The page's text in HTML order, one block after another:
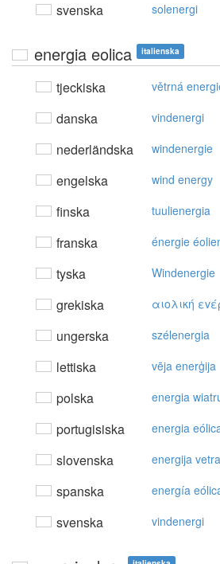
svenska solenergi
energia eolica italienska
tjeckiska větrná
danska vindenergi
nederländska windenergie
engelska wind energy
finska tuulienergia
franska énergie
tyska Windenergie
grekiska αιoλική
ungerska szélenergia
lettiska vēja enerģija
polska energia
portugisiska energia
slovenska energija vetra
spanska energía
svenska vindenergi